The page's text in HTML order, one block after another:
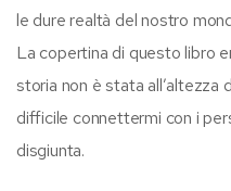
le dure realtà del nostro
La copertina di questo libro
storia non è stata all’altezza
difficile connettermi con i
disgiunta.